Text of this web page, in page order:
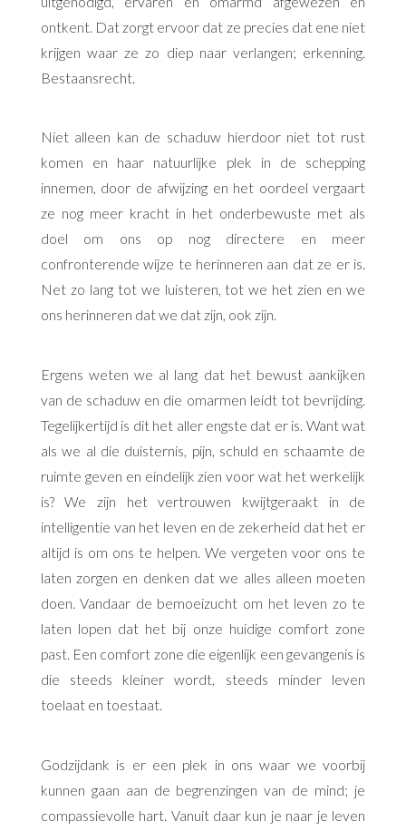
ontkent. Dat zorgt ervoor dat ze precies dat ene niet
krijgen waar ze zo diep naar verlangen; erkenning.
Bestaansrecht.
Niet alleen kan de schaduw hierdoor niet tot rust
komen en haar natuurlijke plek in de schepping
innemen, door de afwijzing en het oordeel vergaart
ze nog meer kracht in het onderbewuste met als
doel om ons op nog directere en meer
confronterende wijze te herinneren aan dat ze er is.
Net zo lang tot we luisteren, tot we het zien en we
ons herinneren dat we dat zijn, ook zijn.
Ergens weten we al lang dat het bewust aankijken
van de schaduw en die omarmen leidt tot bevrijding.
Tegelijkertijd is dit het aller engste dat er is. Want wat
als we al die duisternis, pijn, schuld en schaamte de
ruimte geven en eindelijk zien voor wat het werkelijk
is? We zijn het vertrouwen kwijtgeraakt in de
intelligentie van het leven en de zekerheid dat het er
altijd is om ons te helpen. We vergeten voor ons te
laten zorgen en denken dat we alles alleen moeten
doen. Vandaar de bemoeizucht om het leven zo te
laten lopen dat het bij onze huidige comfort zone
past. Een comfort zone die eigenlijk een gevangenis is
die steeds kleiner wordt, steeds minder leven
toelaat en toestaat.
Godzijdank is er een plek in ons waar we voorbij
kunnen gaan aan de begrenzingen van de mind; je
compassievolle hart. Vanuit daar kun je naar je leven